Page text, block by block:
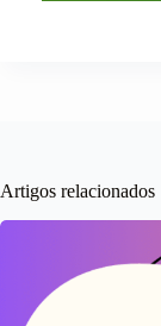
Artigos relacionados